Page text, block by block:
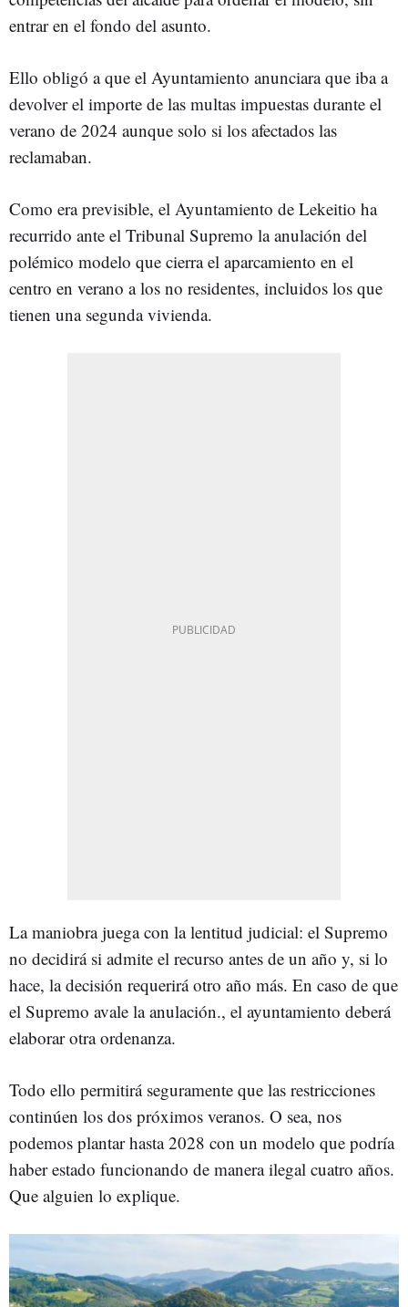
entrar en el fondo del asunto.
Ello obligó a que el Ayuntamiento anunciara que iba a
devolver el importe de las multas impuestas durante el
verano de 2024 aunque solo si los afectados las
reclamaban.
Como era previsible, el Ayuntamiento de Lekeitio ha
recurrido ante el Tribunal Supremo la anulación del
polémico modelo que cierra el aparcamiento en el
centro en verano a los no residentes, incluidos los que
tienen una segunda vivienda.
La maniobra juega con la lentitud judicial: el Supremo
no decidirá si admite el recurso antes de un año y, si lo
hace, la decisión requerirá otro año más. En caso de que
el Supremo avale la anulación., el ayuntamiento deberá
elaborar otra ordenanza.
Todo ello permitirá seguramente que las restricciones
continúen los dos próximos veranos. O sea, nos
podemos plantar hasta 2028 con un modelo que podría
haber estado funcionando de manera ilegal cuatro años.
Que alguien lo explique.